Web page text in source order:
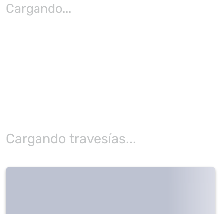
Cargando...
Cargando travesías...